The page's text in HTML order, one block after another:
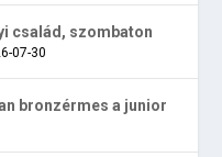
család, szombaton
07-30
bronzérmes a junior